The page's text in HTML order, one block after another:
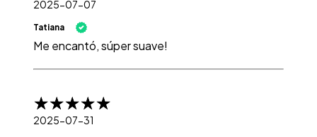
2025-07-07
Tatiana
Me encantó, súper suave!
2025-07-31